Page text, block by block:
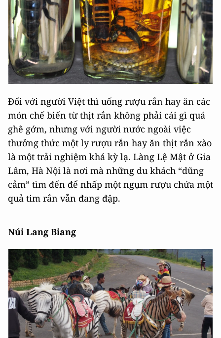
Đối với người Việt thì uống rượu rắn hay ăn các
món chế biến từ thịt rắn không phải cái gì quá
ghê gớm, nhưng với người nước ngoài việc
thưởng thức một ly rượu rắn hay ăn thịt rắn xào
là một trải nghiệm khá kỳ lạ. Làng Lệ Mật ở Gia
Lâm, Hà Nội là nơi mà những du khách “dũng
cảm” tìm đến để nhấp một ngụm rượu chứa một
quả tim rắn vẫn đang đập.
Núi Lang Biang